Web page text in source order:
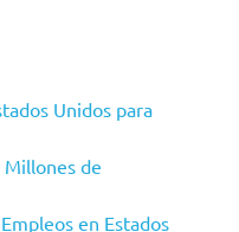
Unidos para
Millones de
en Estados